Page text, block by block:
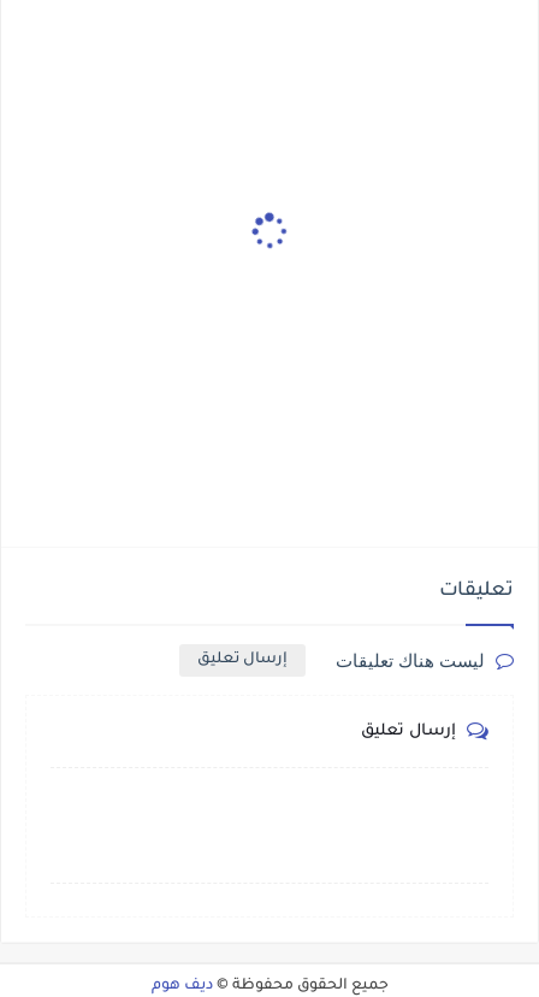
تعليقات
ليست هناك تعليقات إرسال تعليق
إرسال تعليق
جميع الحقوق محفوظة © ديف هوم